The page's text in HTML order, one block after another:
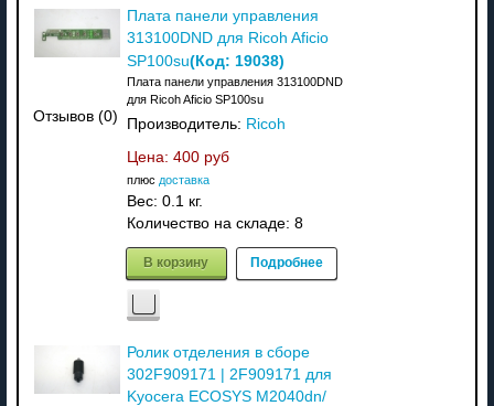
Отзывов (0)
Плата панели управления
313100DND для Ricoh Aficio
SP100su(Код: 19038)
Плата панели управления 313100DND
для Ricoh Aficio SP100su
Производитель: Ricoh
Цена: 400 руб
плюс доставка
Вес: 0.1 кг.
Количество на складе: 8
В корзину Подробнее
Ролик отделения в сборе
302F909171 | 2F909171 для
Kyocera ECOSYS M2040dn/